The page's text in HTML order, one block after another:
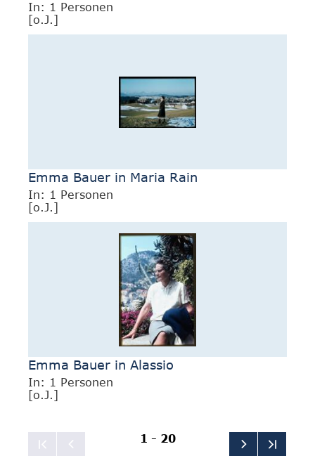
In: 1 Personen
[o.J.]
Emma Bauer in Maria Rain
In: 1 Personen
[o.J.]
Emma Bauer in Alassio
In: 1 Personen
[o.J.]
1 - 20